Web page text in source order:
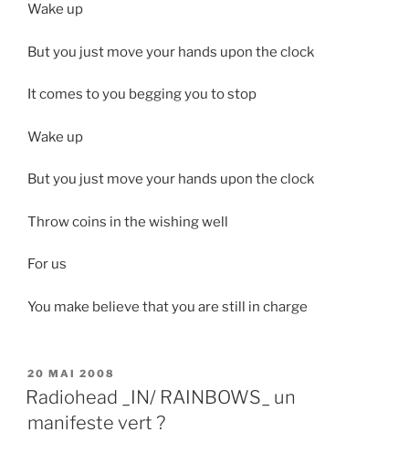
Wake up
But you just move your hands upon the clock
It comes to you begging you to stop
Wake up
But you just move your hands upon the clock
Throw coins in the wishing well
For us
You make believe that you are still in charge
PUBLIÉ
LE
20 MAI 2008
Radiohead _IN/ RAINBOWS_ un
manifeste vert ?